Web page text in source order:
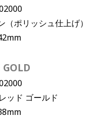
ポリッシュ仕上げ）
GOLD
ッド ゴールド